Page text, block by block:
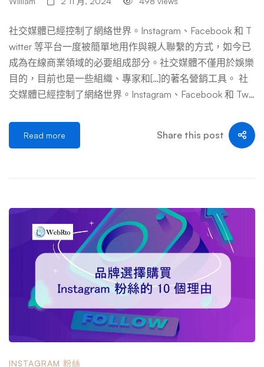
社交媒體已經控制了網絡世界。Instagram、Facebook 和 T
witter 等平台一度被簡單地用作與親人聯繫的方式，如今已
成為在線商業領域的必要組成部分。社交媒體不僅用於娛樂
目的，目前也是一些組織、專家和[…]的著名營銷工具。 社
交媒體已經控制了網絡世界。Instagram、Facebook 和 Twit
為在線商業領域的必要組成部分。 社交媒體不僅用於娛樂
目的，目前還是一些組織、專家和博主的著名營銷工具。In
通過 Instagram，分享照片和錄音已成為許多活動和營銷策
略的一部分。購買 Instagram 粉絲的功能使這種交互變得更
加簡單，並且可以讓您瞬間獲得大量粉絲。看看在 Instagra
m 上吸引初始粉絲和點讚的 7 個優勢。 為其他平台帶來流
量 擁有大量追隨者的基本好處之一是，它可以幫助引導人
們訪問 Facebook 或商業網站等其他社交媒體平台。雖然其
他媒體帳戶將有助於接觸更多受眾，但網站會產生銷售和業
務，尤其是電子商務網站。如果人們從官方那裡購買真實的
點贊，那麼優勢就會隨之而來，官方將確保他們與真正的客
助企業成長 廣告商和企業通過社交媒體在線建立品牌的最
Read more Share this post
INSTAGRAM 粉絲